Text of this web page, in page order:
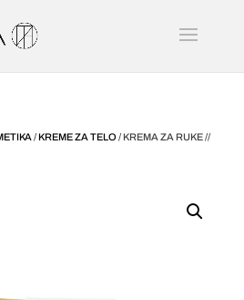
/KREME ZA TELO / KREMA ZA RUKE //